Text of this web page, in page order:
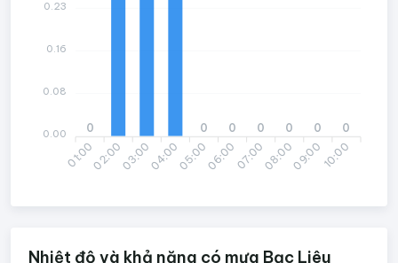
01:0002:0003:0004:0005:0006:0007:0008:0009:0010:00
0 0 0 0 0 0 0
0.23
0.16
0.08
0.00
Nhiệt độ và khả năng có mưa Bạc Liêu